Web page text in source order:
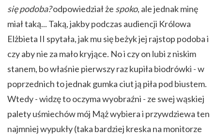
się podoba?odpowiedział że spoko, ale jednak minę
miał taką... Taką, jakby podczas audiencji Królowa
Elżbieta II spytała, jak mu się beżyk jej rajstop podoba i
czy aby nie za mało kryjące. No i czy on lubi z niskim
stanem, bo właśnie pierwszy raz kupiła biodrówki - w
poprzednich to jednak gumka ciut ją piła pod biustem.
Wtedy - widzę to oczyma wyobraźni - ze swej wąskiej
palety uśmiechów mój Mąż wybiera i przywdziewa ten
najmniej wypukły (taka bardziej kreska na monitorze